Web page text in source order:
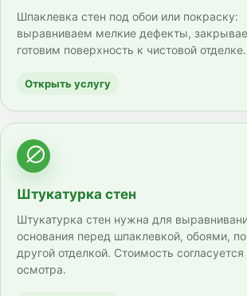
Шпаклевка стен под обои или покраску:
выравниваем мелкие дефекты,
готовим поверхность к чистовой отделке.
Открыть услугу
Штукатурка стен
Штукатурка стен нужна для
основания перед шпаклевкой, обоями,
другой отделкой. Стоимость
осмотра.